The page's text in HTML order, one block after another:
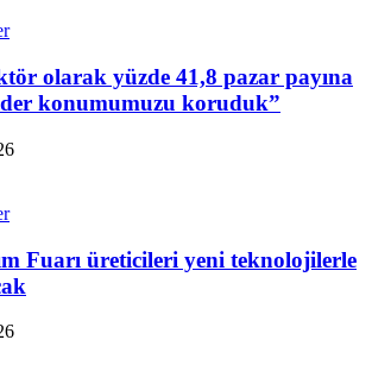
olarak yüzde 41,8 pazar payına
konumumuzu koruduk”
Fuarı üreticileri yeni teknolojilerle